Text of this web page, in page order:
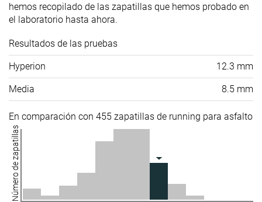
hemos recopilado de las zapatillas que hemos probado en
el laboratorio hasta ahora.
Resultados de las pruebas
Hyperion 12.3 mm
Media 8.5 mm
En comparación con 455 zapatillas de running para asfalto
Número de zapatillas